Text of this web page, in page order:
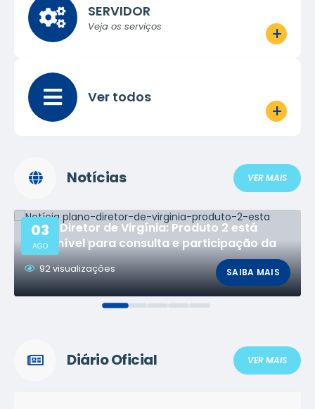
SERVIDOR
Veja os serviços
Ver todos
Notícias VER MAIS
Plano Diretor de Virgínia: Produto 2 está
disponível para consulta e participação da
população
03
AGO
92visualizações SAIBA MAIS
Diário Oficial VER MAIS